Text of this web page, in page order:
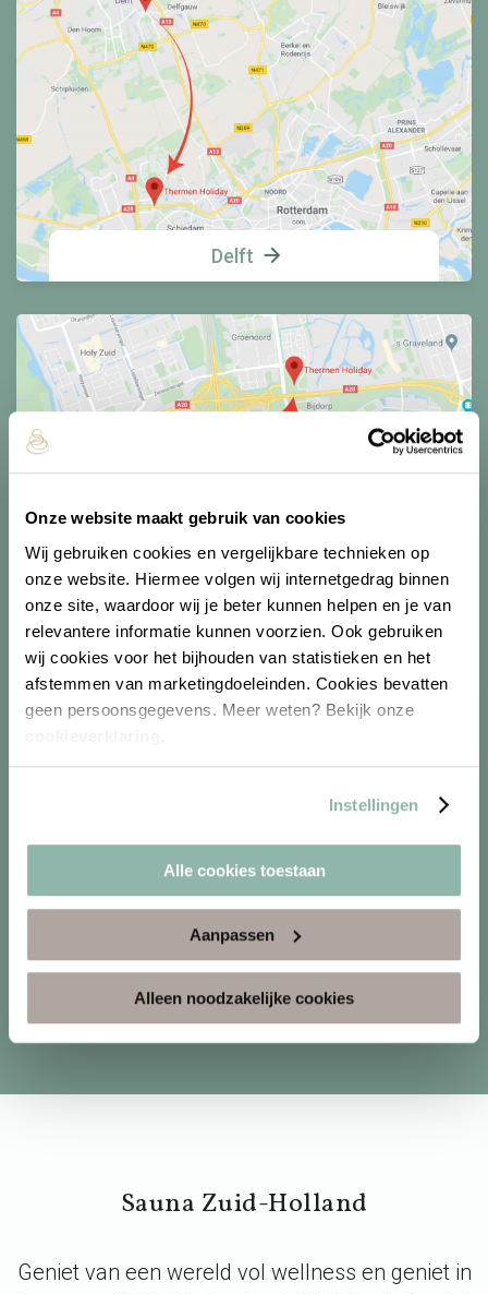
Onze website maakt gebruik van cookies
Wij gebruiken cookies en vergelijkbare technieken op
onze website. Hiermee volgen wij internetgedrag binnen
onze site, waardoor wij je beter kunnen helpen en je van
relevantere informatie kunnen voorzien. Ook gebruiken
wij cookies voor het bijhouden van statistieken en het
afstemmen van marketingdoeleinden. Cookies bevatten
geen persoonsgegevens. Meer weten? Bekijk onze
.
Instellingen
Alle cookies toestaan
Aanpassen
Alleen noodzakelijke cookies
Delft
Vlaardingen
Spijkernisse
Sauna Zuid-Holland
Geniet van een wereld vol wellness en geniet in